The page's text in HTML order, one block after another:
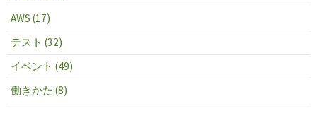
AWS (17)
テスト (32)
イベント (49)
働きかた (8)